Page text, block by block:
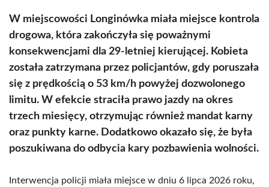
W miejscowości Longinówka miała miejsce kontrola
drogowa, która zakończyła się poważnymi
konsekwencjami dla 29-letniej kierującej. Kobieta
została zatrzymana przez policjantów, gdy poruszała
się z prędkością o 53 km/h powyżej dozwolonego
limitu. W efekcie straciła prawo jazdy na okres
trzech miesięcy, otrzymując również mandat karny
oraz punkty karne. Dodatkowo okazało się, że była
poszukiwana do odbycia kary pozbawienia wolności.
Interwencja policji miała miejsce w dniu 6 lipca 2026 roku,